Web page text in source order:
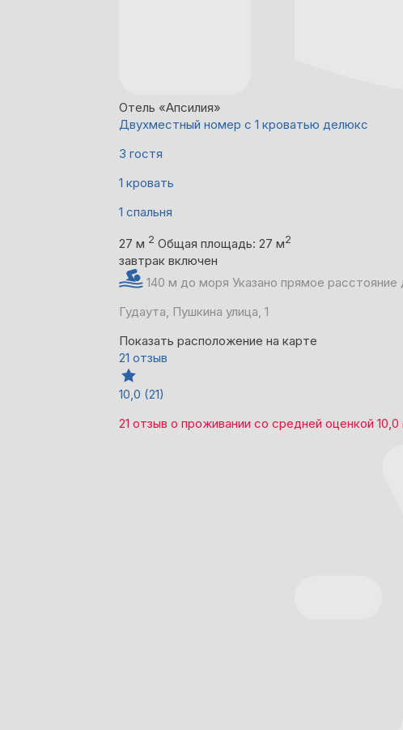
Отель «Апсилия»
Двухместный номер с 1 кроватью делюкс
3 гостя
1 кровать
1 спальня
27 м 2 Общая площадь: 27 м2
завтрак включен
140 м до моря Указано прямое
Гудаута, Пушкина улица, 1
Показать расположение на карте
21 отзыв
10,0 (21)
21 отзыв о проживании со средней оценкой 10,0